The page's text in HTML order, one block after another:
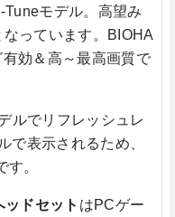
Tuneモデル。高望み
っています。BIOHA
効＆高～最高画質で
ルでリフレッシュレ
で表示されるため、
。
ドセット はPCゲー